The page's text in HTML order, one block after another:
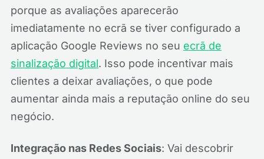
porque as avaliações aparecerão
imediatamente no ecrã se tiver configurado a
aplicação Google Reviews no seu ecrã de
sinalização digital. Isso pode incentivar mais
clientes a deixar avaliações, o que pode
aumentar ainda mais a reputação online do seu
negócio.
Integração nas Redes Sociais: Vai descobrir